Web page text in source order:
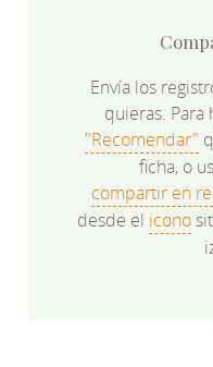
Envía los
quieras. Para
"Recomendar"
ficha, o
compartir en
desde el icono